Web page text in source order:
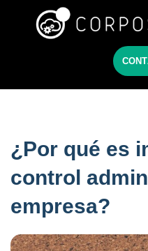
¿Por qué es
control
empresa?